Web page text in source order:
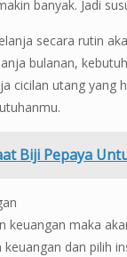
banyak. Jadi
secara rutin
bulanan,
cicilan utang yang
Biji Pepaya
keuangan maka
dan pilih